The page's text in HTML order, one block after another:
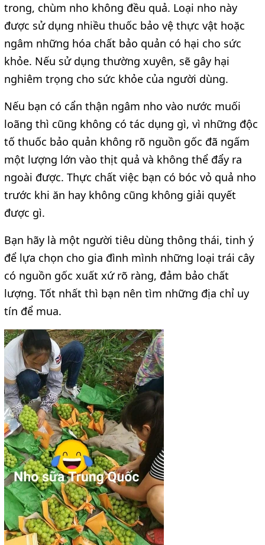
trong, chùm nho không đều quả. Loại nho này
được sử dụng nhiều thuốc bảo vệ thực vật hoặc
ngâm những hóa chất bảo quản có hại cho sức
khỏe. Nếu sử dụng thường xuyên, sẽ gây hại
nghiêm trọng cho sức khỏe của người dùng.
Nếu bạn có cẩn thận ngâm nho vào nước muối
loãng thì cũng không có tác dụng gì, vì những độc
tố thuốc bảo quản không rõ nguồn gốc đã ngấm
một lượng lớn vào thịt quả và không thể đẩy ra
ngoài được. Thực chất việc bạn có bóc vỏ quả nho
trước khi ăn hay không cũng không giải quyết
được gì.
Bạn hãy là một người tiêu dùng thông thái, tinh ý
để lựa chọn cho gia đình mình những loại trái cây
có nguồn gốc xuất xứ rõ ràng, đảm bảo chất
lượng. Tốt nhất thì bạn nên tìm những địa chỉ uy
tín để mua.